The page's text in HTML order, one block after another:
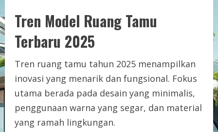
Tren Model Ruang Tamu
Terbaru 2025
Tren ruang tamu tahun 2025 menampilkan
inovasi yang menarik dan fungsional. Fokus
utama berada pada desain yang minimalis,
penggunaan warna yang segar, dan material
yang ramah lingkungan.